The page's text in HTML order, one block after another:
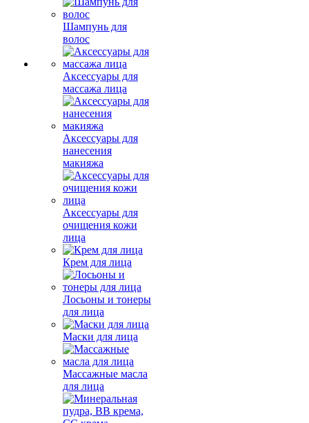
Шампунь для
волос
Аксессуары для
массажа лица
Аксессуары для
нанесения
макияжа
Аксессуары для
очищения кожи
лица
Крем для лица
Лосьоны и тонеры
для лица
Маски для лица
Массажные масла
для лица